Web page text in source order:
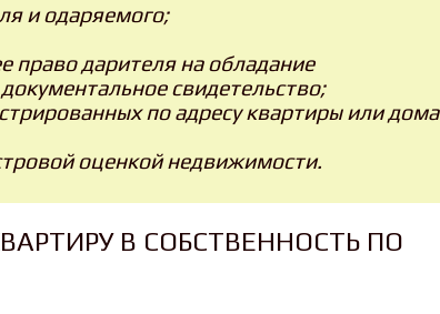
и одаряемого;
дарителя на обладание
свидетельство;
по адресу квартиры или дома
оценкой недвижимости.
В СОБСТВЕННОСТЬ ПО